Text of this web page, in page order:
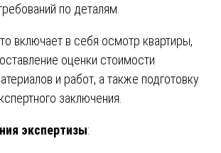
по деталям.
включает в себя осмотр квартиры,
оценки стоимости
и работ, а также подготовку
заключения.
экспертизы: